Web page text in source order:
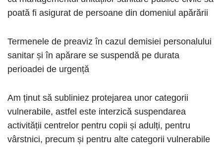
poată fi asigurat de persoane din domeniul apărării
Termenele de preaviz în cazul demisiei personalului
sanitar și în apărare se suspendă pe durata
perioadei de urgență
Am ținut să subliniez protejarea unor categorii
vulnerabile, astfel este interzică suspendarea
activității centrelor pentru copii și adulți, pentru
vârstnici, precum și pentru alte categorii vulnerabile